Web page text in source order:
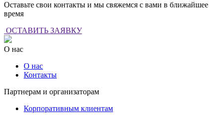
Оставьте свои контакты и мы свяжемся с вами в ближайшее
время
ОСТАВИТЬ ЗАЯВКУ
О нас
О нас
Контакты
Партнерам и организаторам
Корпоративным клиентам